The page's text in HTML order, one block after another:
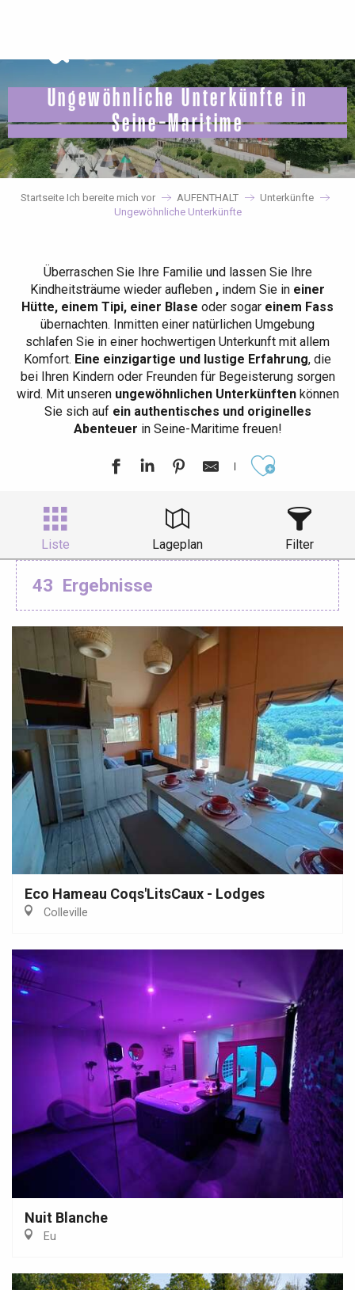
Ungewöhnliche Unterkünfte in
Seine-Maritime
Startseite Ich bereite mich vor AUFENTHALT
Unterkünfte
Ungewöhnliche Unterkünfte
Überraschen Sie Ihre Familie und lassen Sie Ihre
Kindheitsträume wieder aufleben , indem Sie in einer
Hütte, einem Tipi, einer Blase oder sogar einem Fass
übernachten. Inmitten einer natürlichen Umgebung
schlafen Sie in einer hochwertigen Unterkunft mit allem
Komfort. Eine einzigartige und lustige Erfahrung, die
bei Ihren Kindern oder Freunden für Begeisterung sorgen
wird. Mit unserenungewöhnlichen Unterkünftenkönnen
Sie sich auf ein authentisches und originelles
Abenteuer in Seine-Maritime freuen!
Liste Lageplan Filter
43 Ergebnisse
Eco Hameau Coqs'LitsCaux - Lodges
Colleville
Nuit Blanche
Eu